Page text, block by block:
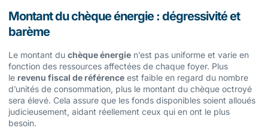
Montant du chèque énergie : dégressivité et
barème
Le montant du chèque énergie n’est pas uniforme et varie en
fonction des ressources affectées de chaque foyer. Plus
le revenu fiscal de référence est faible en regard du nombre
d’unités de consommation, plus le montant du chèque octroyé
sera élevé. Cela assure que les fonds disponibles soient alloués
judicieusement, aidant réellement ceux qui en ont le plus
besoin.